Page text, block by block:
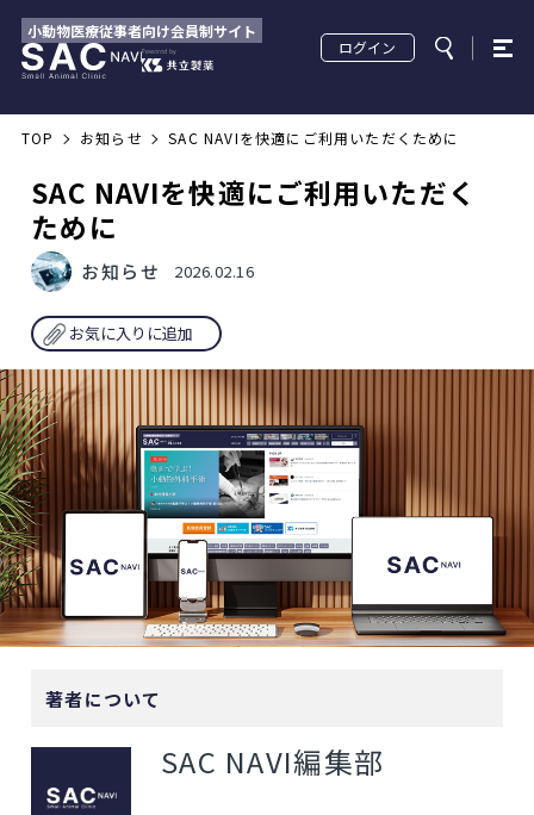
小動物医療従事者向け会員制サイト
ログイン
TOP お知らせ SAC NAVIを快適にご利用いただくために
SAC NAVIを快適にご利用いただく
ために
お知らせ 2026.02.16
お気に入りに追加
著者について
SAC NAVI編集部